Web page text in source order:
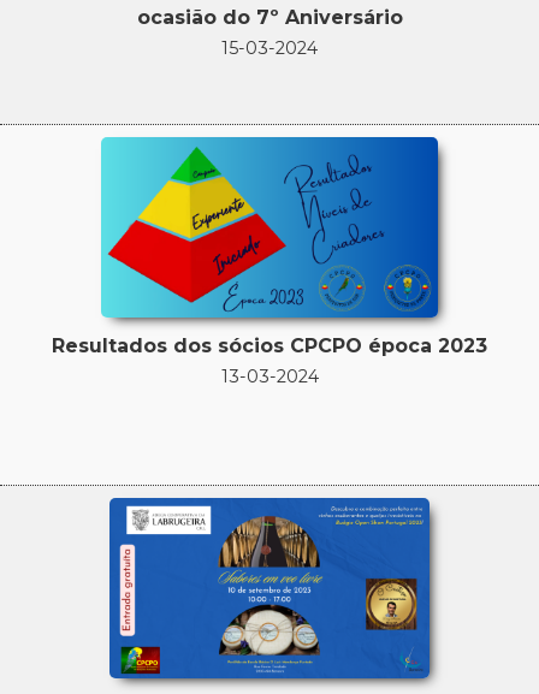
ocasião do 7º Aniversário
15-03-2024
Resultados dos sócios CPCPO época 2023
13-03-2024